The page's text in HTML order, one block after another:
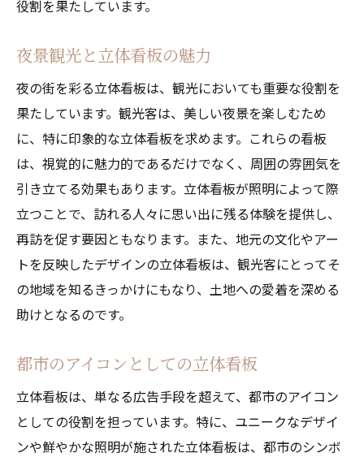
役割を果たしています。
夜景観光と立体看板の魅力
夜の街を彩る立体看板は、観光においても重要な役割を
果たしています。観光客は、美しい夜景を楽しむため
に、特に印象的な立体看板を求めます。これらの看板
は、視覚的に魅力的であるだけでなく、周囲の雰囲気を
引き立てる効果もあります。立体看板が照明によって際
立つことで、訪れる人々に思い出に残る体験を提供し、
再訪を促す要因ともなります。また、地元の文化やアー
トを反映したデザインの立体看板は、観光客にとってそ
の地域を知るきっかけにもなり、土地への愛着を深める
助けとなるのです。
都市のアイコンとしての立体看板
立体看板は、単なる広告手段を超えて、都市のアイコン
としての役割を担っています。特に、ユニークなデザイ
ンや鮮やかな照明が施された立体看板は、都市のシンボ